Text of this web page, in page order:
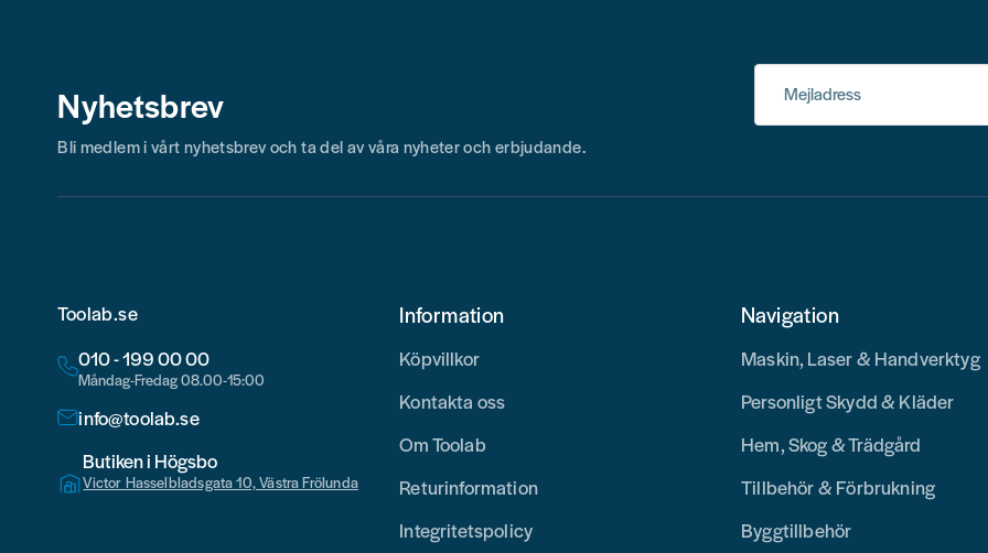
Nyhetsbrev Mejladress
Bli medlem i vårt nyhetsbrev och ta del av våra nyheter och erbjudande.
Toolab.se
010 - 199 00 00
Måndag-Fredag 08.00-15:00
info@toolab.se
Butiken i Högsbo
Victor Hasselbladsgata 10, Västra Frölunda
Information
Köpvillkor
Kontakta oss
Om Toolab
Returinformation
Integritetspolicy
Navigation
Maskin, Laser & Handverktyg
Personligt Skydd & Kläder
Hem, Skog & Trädgård
Tillbehör & Förbrukning
Byggtillbehör